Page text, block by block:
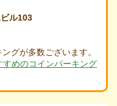
ル103
グが多数ございます。
すめのコインパーキング